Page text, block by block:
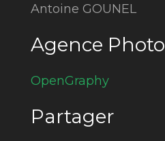
Antoine GOUNEL
Agence Photo
OpenGraphy
Partager